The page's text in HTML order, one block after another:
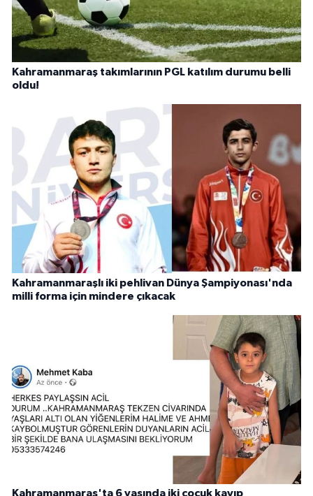
Kahramanmaraş takımlarının PGL katılım durumu belli
oldu!
Kahramanmaraşlı iki pehlivan Dünya Şampiyonası'nda
milli forma için mindere çıkacak
Kahramanmaraş'ta 6 yaşında iki çocuk kayıp